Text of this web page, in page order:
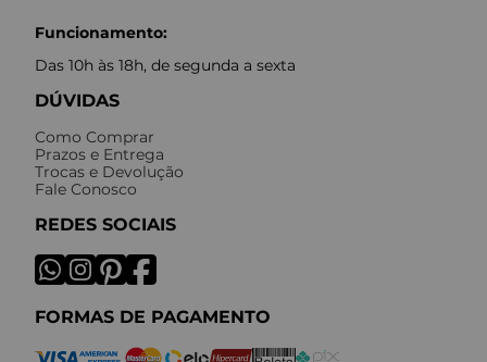
Funcionamento:
Das 10h às 18h, de segunda a sexta
DÚVIDAS
Como Comprar
Prazos e Entrega
Trocas e Devolução
Fale Conosco
REDES SOCIAIS
FORMAS DE PAGAMENTO